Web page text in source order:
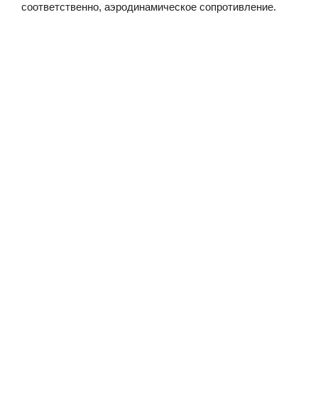
соответственно, аэродинамическое сопротивление.